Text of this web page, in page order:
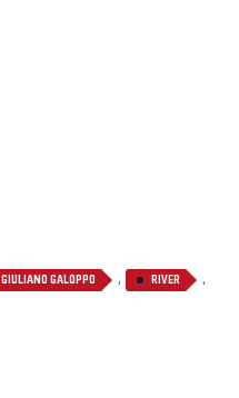
GIULIANO GALOPPO , RIVER ,